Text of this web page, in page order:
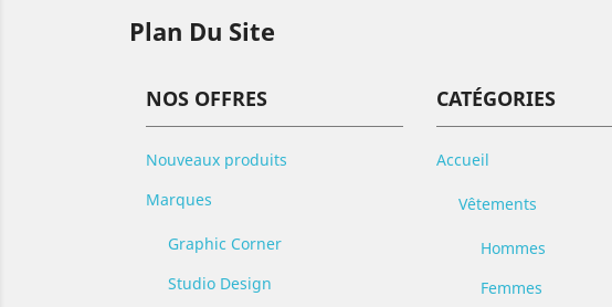
Plan Du Site
NOS OFFRES
Nouveaux produits
Marques
Graphic Corner
Studio Design
CATÉGORIES
Accueil
Vêtements
Hommes
Femmes